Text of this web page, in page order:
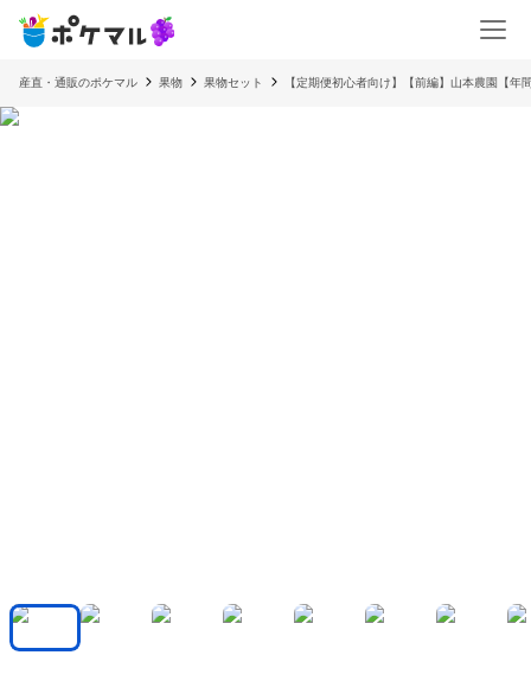
産直・通販のポケマル 果物 果物セット 【定期便初心者向け】【前編】山本農園【年